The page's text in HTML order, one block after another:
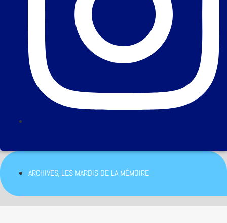
ARCHIVES,LES MARDIS DE LA MÉMOIRE